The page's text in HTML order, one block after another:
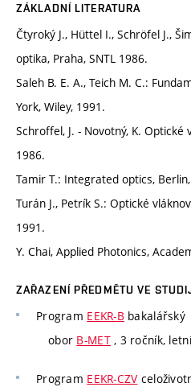
ZÁKLADNÍ LITERATURA
Čtyroký J., Hüttel I., Schröfel J.,
optika, Praha, SNTL 1986.
Saleh B. E. A., Teich M. C.:
York, Wiley, 1991.
Schroffel, J. - Novotný, K. Optické
1986.
Tamir T.: Integrated optics,
Turán J., Petrík S.: Optické
1991.
Y. Chai, Applied Photonics,
ZAŘAZENÍ PŘEDMĚTU VE
Program EEKR-B bakalářský
obor B-MET, 3 ročník,
Program EEKR-CZV